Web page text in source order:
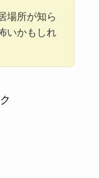
場所が知ら
いかもしれ